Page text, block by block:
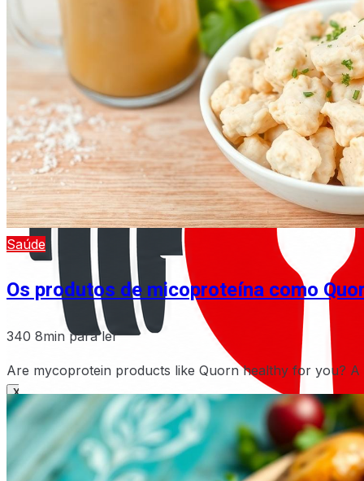
X
X
Saúde
Os produtos de micoproteína como
340 8min para ler
Are mycoprotein products like Quorn healthy for you? A